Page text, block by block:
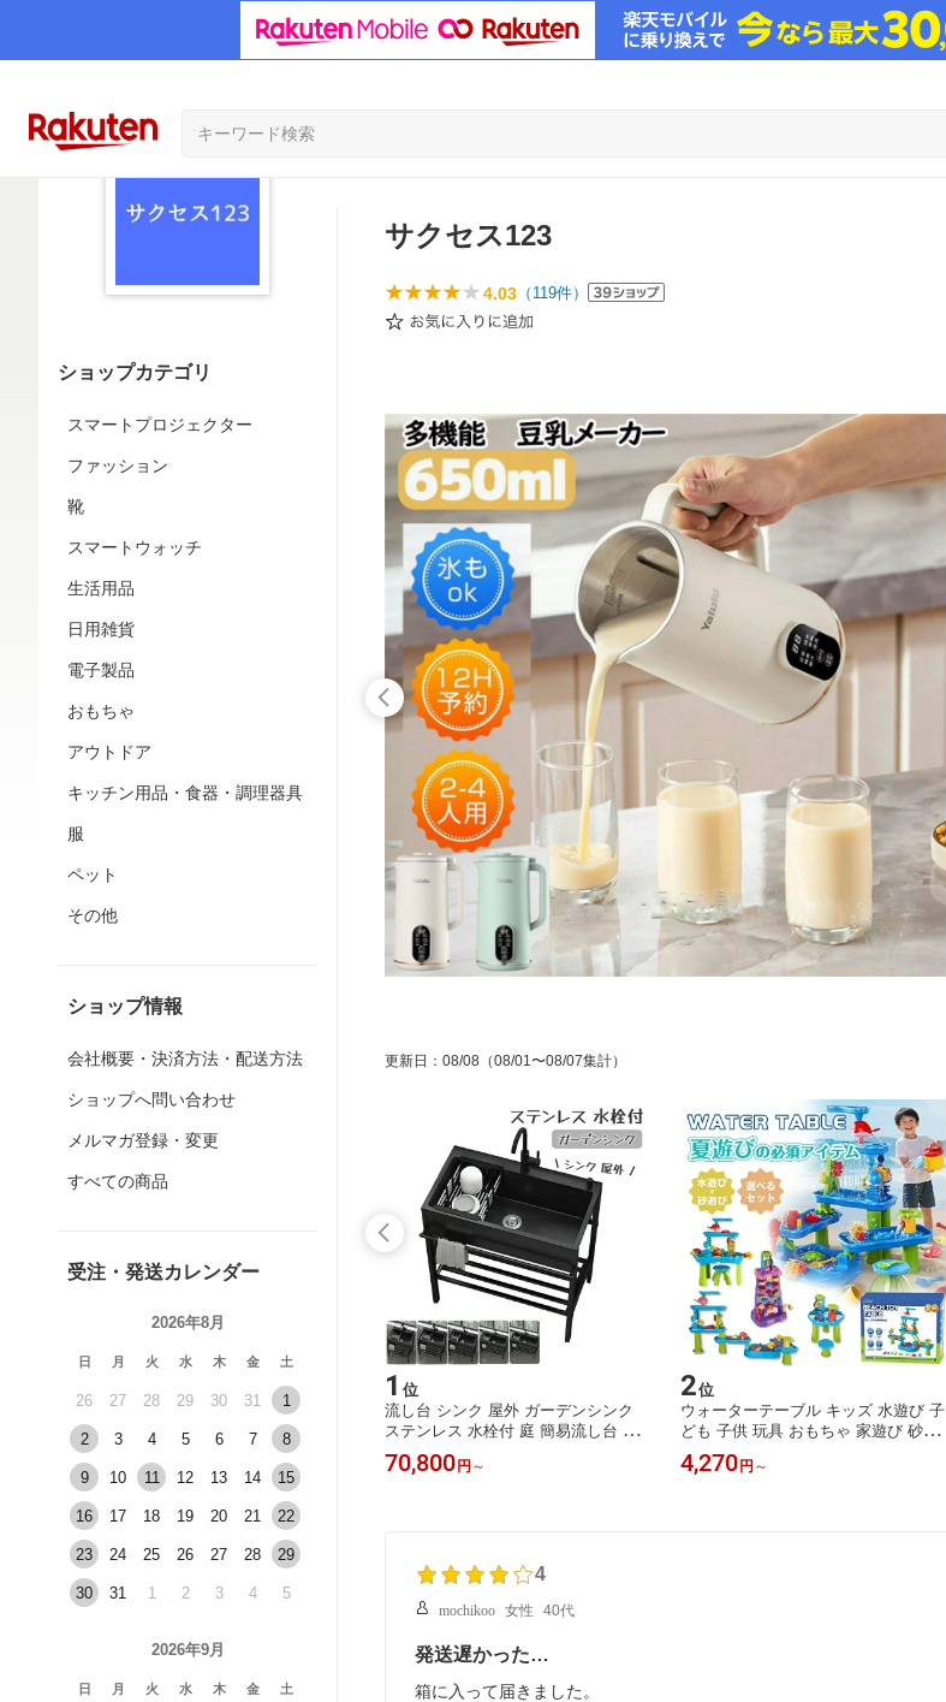
ショップカテゴリ
スマートプロジェクター
ファッション
靴
スマートウォッチ
生活用品
日用雑貨
電子製品
おもちゃ
アウトドア
キッチン用品・食器・調理器具
服
ペット
その他
ショップ情報
会社概要・決済方法・配送方法
ショップへ問い合わせ
メルマガ登録・変更
すべての商品
受注・発送カレンダー
2026年8月
日 月 火 水 木 金 土
26 27 28 29 30 31 1
2 3 4 5 6 7 8
9 10 11 12 13 14 15
16 17 18 19 20 21 22
23 24 25 26 27 28 29
30 31 1 2 3 4 5
2026年9月
日 月 火 水 木 金 土
サクセス123
4.03 （ 119件）
更新日 ： 08/08 （08/01〜08/07集計）
15位
メイクボックス ライト付き メイクボ
ックス 鏡 鏡付き 持ち運び LEDライ
ト 大容量 化粧箱 ミラー付き 化粧ボ
ックス コスメボックス メイクポーチ
化粧品収納 無段階明るさ調節 旅行 誕
生日 プレゼント 3色
4,580円
1 位
流し台 シンク 屋外 ガーデンシンク
ステンレス 水栓付 庭 簡易流し台 厚
みあり 堅めのシンク 業務用厨房簡易
流し台 屋外流し台 洗面所 簡単取付
70,800 円 ～
2位
ウォーターテーブル キッズ 水遊び 子
ども 子供 玩具 おもちゃ 家遊び 砂遊
び 室内遊び 知育玩具 水車 レールセ
ット ビーチテーブル アウトドア DIY
4,270 円 ～
4
mochikoo 女性 40代
発送遅かった…
箱に入って届きました。